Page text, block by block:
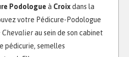
Podologue à Croixdans la
votre Pédicure-Podologue
Chevalierau sein de son cabinet
pédicurie, semelles